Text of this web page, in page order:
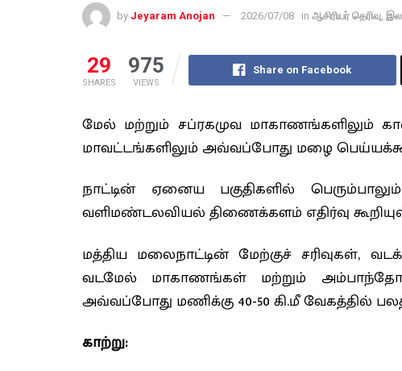
by Jeyaram Anojan 2026/07/08 in ஆசிரியர் தெரிவு
29
SHARES
975
VIEWS
Share on Facebook
மேல் மற்றும் சப்ரகமுவ மாகாணங்களிலும்
மாவட்டங்களிலும் அவ்வப்போது மழை
நாட்டின் ஏனைய பகுதிகளில்
வளிமண்டலவியல் திணைக்களம் எதிர்வு
மத்திய மலைநாட்டின் மேற்குச் சரிவுகள்,
வடமேல் மாகாணங்கள் மற்றும்
அவ்வப்போது மணிக்கு 40-50 கி.மீ வேகத்தில்
காற்று: